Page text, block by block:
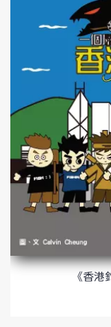
《香